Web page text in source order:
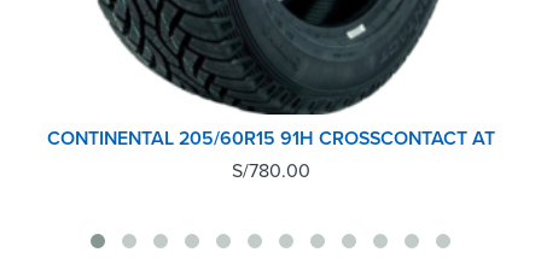
CONTINENTAL 205/60R15 91H CROSSCONTACT AT
S/780.00